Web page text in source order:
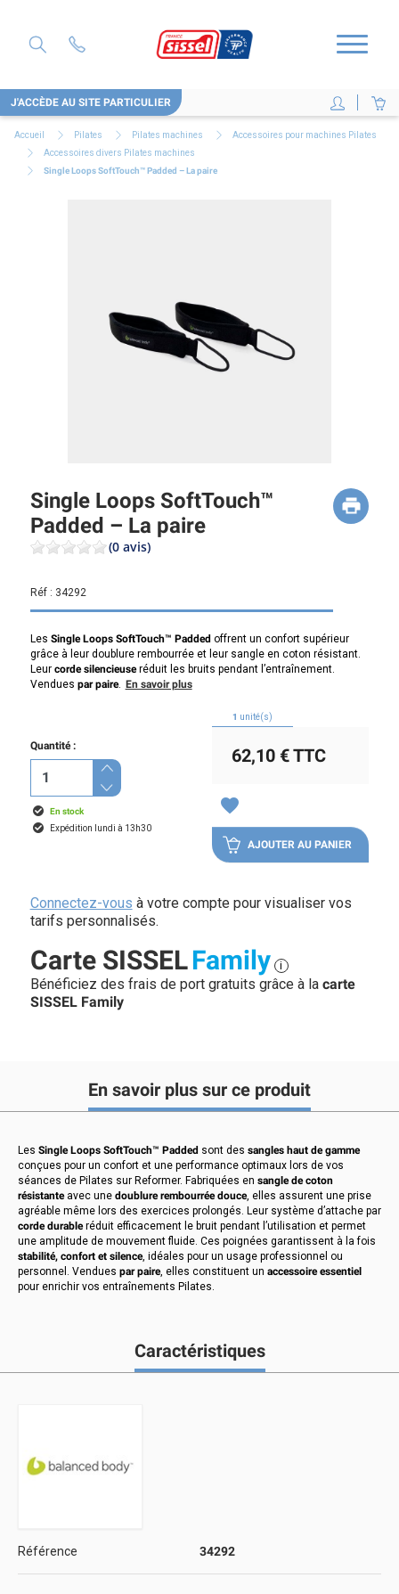
J'ACCÈDE AU SITE PARTICULIER
Accueil Pilates Pilates machines
Accessoires pour machines Pilates
Accessoires divers Pilates machines
Single Loops SoftTouch™ Padded – La paire
Single Loops SoftTouch™
Padded – La paire
(0 avis)
Réf : 34292
Les Single Loops SoftTouch™ Paddedoffrent un confort supérieur
grâce à leur doublure rembourrée et leur sangle en coton résistant.
Leur corde silencieuseréduit les bruits pendant l’entraînement.
Vendues par paire. En savoir plus
Quantité :
En stock
Expédition lundi à 13h30
1 unité(s)
62,10 €TTC
favorite
AJOUTER AU PANIER
Connectez-vous à votre compte pour visualiser vos
tarifs personnalisés.
Carte SISSELFamily i
Bénéficiez des frais de port gratuits grâce à la carte
SISSEL Family
En savoir plus sur ce produit
Les Single Loops SoftTouch™ Padded sont des sangles haut de gamme
conçues pour un confort et une performance optimaux lors de vos
séances de Pilates sur Reformer. Fabriquées en sangle de coton
résistanteavec une doublure rembourrée douce, elles assurent une prise
agréable même lors des exercices prolongés. Leur système d’attache par
corde durableréduit efficacement le bruit pendant l’utilisation et permet
une amplitude de mouvement fluide. Ces poignées garantissent à la fois
stabilité, confort et silence, idéales pour un usage professionnel ou
personnel. Vendues par paire, elles constituent un accessoire essentiel
pour enrichir vos entraînements Pilates.
Caractéristiques
Référence 34292